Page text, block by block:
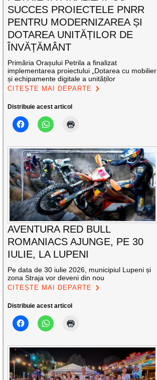
SUCCES PROIECTELE PNRR
PENTRU MODERNIZAREA ȘI
DOTAREA UNITĂȚILOR DE
ÎNVĂȚĂMÂNT
Primăria Orașului Petrila a finalizat
implementarea proiectului „Dotarea cu mobilier
și echipamente digitale a unităților
CITEȘTE MAI DEPARTE
Distribuie acest articol
AVENTURA RED BULL
ROMANIACS AJUNGE, PE 30
IULIE, LA LUPENI
Pe data de 30 iulie 2026, municipiul Lupeni și
zona Straja vor deveni din nou
CITEȘTE MAI DEPARTE
Distribuie acest articol